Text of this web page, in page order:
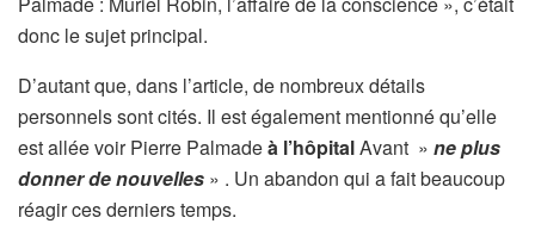
donc le sujet principal.
D’autant que, dans l’article, de nombreux détails
personnels sont cités. Il est également mentionné qu’elle
est allée voir Pierre Palmadeà l’hôpitalAvant » ne plus
donner de nouvelles » . Un abandon qui a fait beaucoup
réagir ces derniers temps.